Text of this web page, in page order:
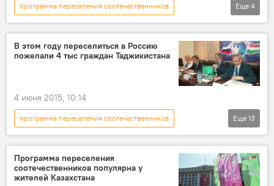
программа переселения соотечественников
Экономика
Все новости
Россия
Еще 4
В этом году переселиться в Россию
пожелали 4 тыс граждан Таджикистана
4 июня 2015, 10:14
программа переселения соотечественников
Таджикистан
Все новости
Миграция
Казахстан
Украина
Кыргызстан
Узбекистан
Армения
Еще 13
Программа переселения
соотечественников популярна у
жителей Казахстана